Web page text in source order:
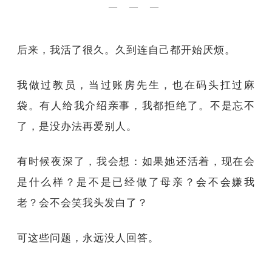
— — —
后来，我活了很久。久到连自己都开始厌烦。
我做过教员，当过账房先生，也在码头扛过麻
袋。有人给我介绍亲事，我都拒绝了。不是忘不
了，是没办法再爱别人。
有时候夜深了，我会想：如果她还活着，现在会
是什么样？是不是已经做了母亲？会不会嫌我
老？会不会笑我头发白了？
可这些问题，永远没人回答。